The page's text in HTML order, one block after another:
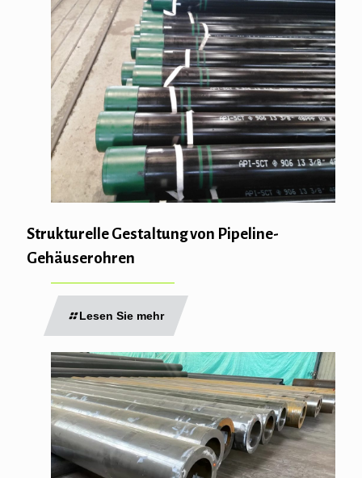
Strukturelle Gestaltung von Pipeline-
Gehäuserohren
Lesen Sie mehr